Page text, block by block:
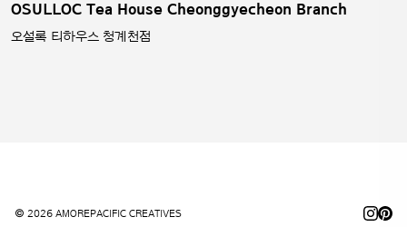
OSULLOC Tea House Cheonggyecheon Branch
오설록 티하우스 청계천점
© 2026 AMOREPACIFIC CREATIVES